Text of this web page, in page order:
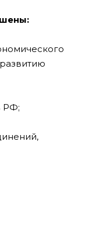
РФ;